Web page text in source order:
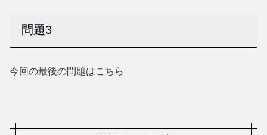
問題3
今回の最後の問題はこちら